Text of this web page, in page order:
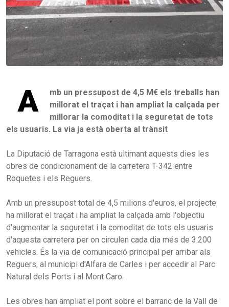
A
mb un pressupost de 4,5 M€ els treballs han
millorat el traçat i han ampliat la calçada per
millorar la comoditat i la seguretat de tots
els usuaris. La via ja està oberta al trànsit
La Diputació de Tarragona està ultimant aquests dies les
obres de condicionament de la carretera T-342 entre
Roquetes i els Reguers.
Amb un pressupost total de 4,5 milions d'euros, el projecte
ha millorat el traçat i ha ampliat la calçada amb l'objectiu
d'augmentar la seguretat i la comoditat de tots els usuaris
d'aquesta carretera per on circulen cada dia més de 3.200
vehicles. És la via de comunicació principal per arribar als
Reguers, al municipi d'Alfara de Carles i per accedir al Parc
Natural dels Ports i al Mont Caro.
Les obres han ampliat el pont sobre el barranc de la Vall de